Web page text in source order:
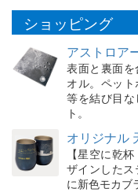
ショッピング
アストロア
表面と裏面
オル。ペッ
等を結び目
ト。
オリジナル
【星空に乾
ザインした
に新色モカブ